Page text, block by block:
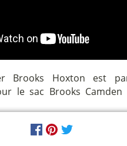
Brooks Hoxton est
le sac Brooks Camden